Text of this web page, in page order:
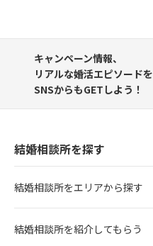
キャンペーン情報、
リアルな婚活エピソードを
SNSからもGETしよう！
結婚相談所を探す
結婚相談所をエリアから探す
結婚相談所を紹介してもらう